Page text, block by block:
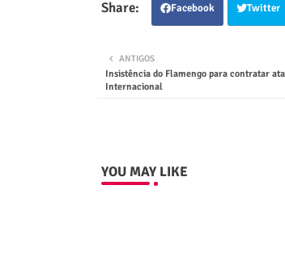
Facebook Twitter
ANTIGOS
Insistência do Flamengo para contratar
Internacional
YOU MAY LIKE